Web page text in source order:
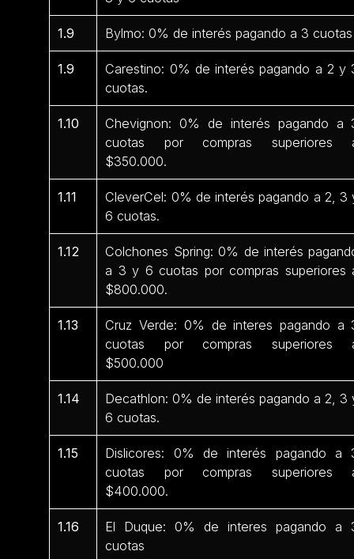
1.9 Bylmo: 0% de interés pagando a 3 cuotas
1.9
Carestino: 0% de interés pagando a 2 y
cuotas.
1.10
Chevignon: 0% de interés pagando a
cuotas por compras superiores
$350.000.
1.11
CleverCel: 0% de interés pagando a 2, 3
6 cuotas.
1.12
Colchones Spring: 0% de interés
a 3 y 6 cuotas por compras superiores
$800.000.
1.13
Cruz Verde: 0% de interes pagando a
cuotas por compras superiores
$500.000
1.14
Decathlon: 0% de interés pagando a 2, 3
6 cuotas.
1.15
Dislicores: 0% de interés pagando a
cuotas por compras superiores
$400.000.
1.16
El Duque: 0% de interes pagando a
cuotas